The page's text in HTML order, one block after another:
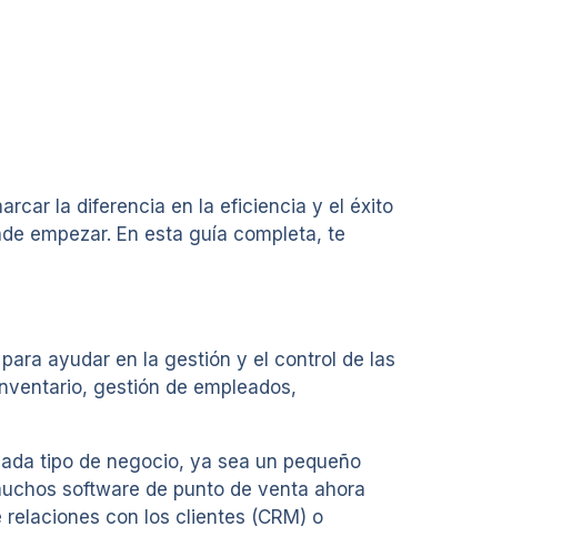
la diferencia en la eficiencia y el éxito
empezar. En esta guía completa, te
ayudar en la gestión y el control de las
gestión de empleados,
tipo de negocio, ya sea un pequeño
software de punto de venta ahora
con los clientes (CRM) o